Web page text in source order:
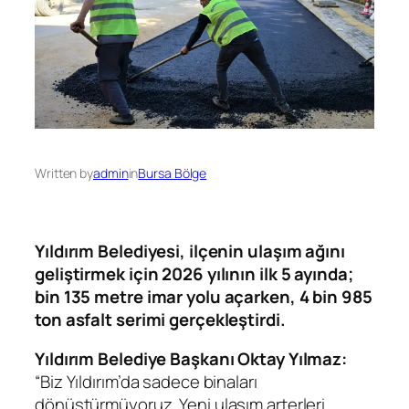
Written byadmininBursa Bölge
Yıldırım Belediyesi, ilçenin ulaşım ağını
geliştirmek için 2026 yılının ilk 5 ayında;
bin 135 metre imar yolu açarken, 4 bin 985
ton asfalt serimi gerçekleştirdi.
Yıldırım Belediye Başkanı Oktay Yılmaz:
“Biz Yıldırım’da sadece binaları